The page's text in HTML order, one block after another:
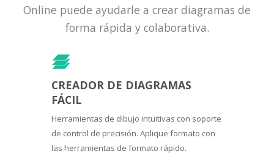
Online puede ayudarle a crear diagramas de
forma rápida y colaborativa.
CREADOR DE DIAGRAMAS
FÁCIL
Herramientas de dibujo intuitivas con soporte
de control de precisión. Aplique formato con
las herramientas de formato rápido.